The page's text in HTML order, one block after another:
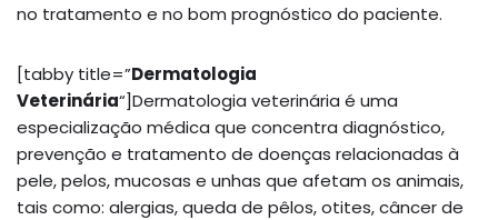
no tratamento e no bom prognóstico do paciente.
[tabby title=”Dermatologia
Veterinária“]Dermatologia veterinária é uma
especialização médica que concentra diagnóstico,
prevenção e tratamento de doenças relacionadas à
pele, pelos, mucosas e unhas que afetam os animais,
tais como: alergias, queda de pêlos, otites, câncer de